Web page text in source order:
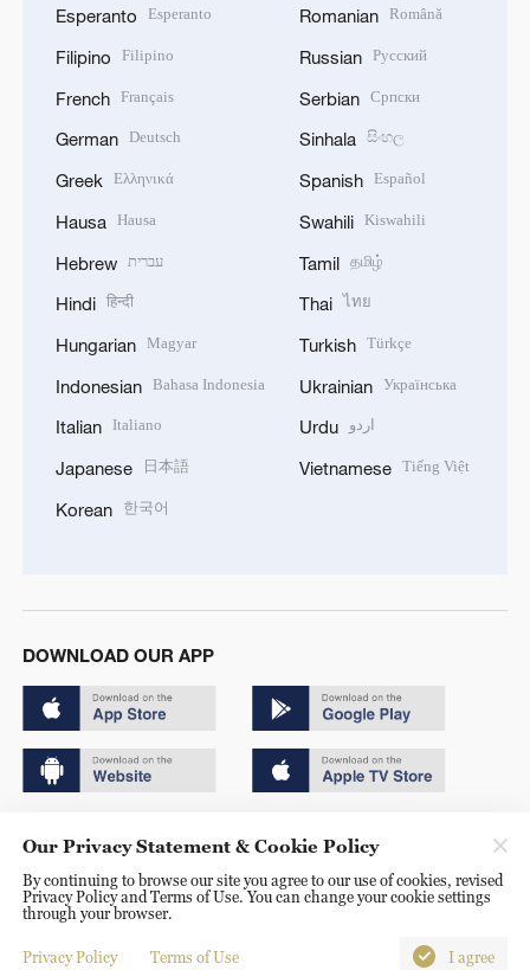
Esperanto Esperanto
Filipino Filipino
French Français
German Deutsch
Greek Ελληνικά
Hausa Hausa
Hebrew עברית
Hindi हिन्दी
Hungarian Magyar
Indonesian Bahasa Indonesia
Italian Italiano
Japanese 日本語
Korean 한국어
Romanian Română
Russian Русский
Serbian Српски
Sinhala සිංහල
Spanish Español
Swahili Kiswahili
Tamil தமிழ்
Thai ไทย
Turkish Türkçe
Ukrainian Українська
Urdu اردو
Vietnamese Tiếng Việt
DOWNLOAD OUR APP
京ICP备20000184号
京公网安备 11010502050052号
Disinformation report hotline: 010-85061466
Our Privacy Statement & Cookie Policy
By continuing to browse our site you agree to our use of cookies, revised
Privacy Policy and Terms of Use. You can change your cookie settings
through your browser.
Privacy Policy Terms of Use I agree